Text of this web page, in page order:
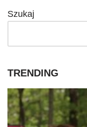
Szukaj
TRENDING